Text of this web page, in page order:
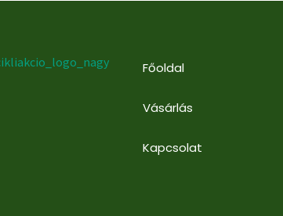
Főoldal
Vásárlás
Kapcsolat